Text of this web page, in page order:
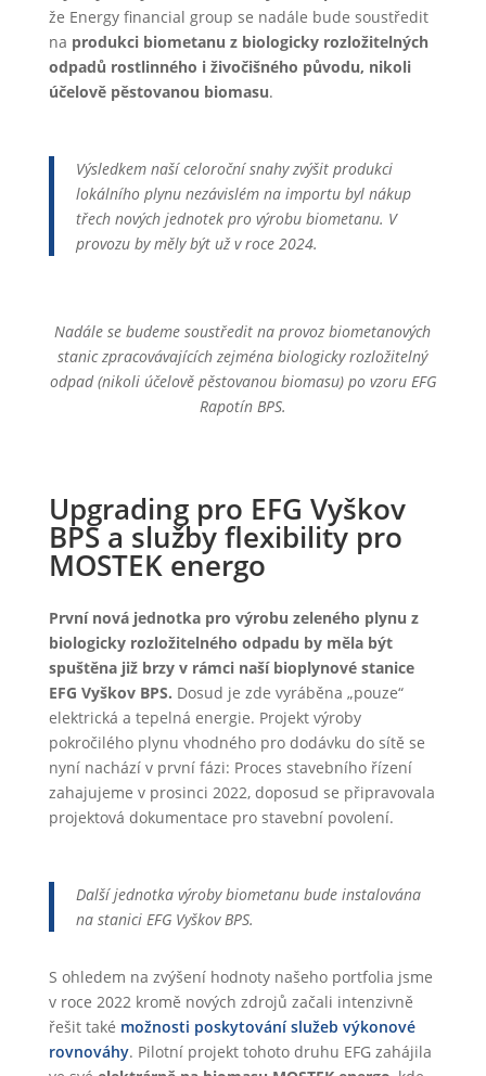
že Energy financial group se nadále bude soustředit
na produkci biometanu z biologicky rozložitelných
odpadů rostlinného i živočišného původu, nikoli
účelově pěstovanou biomasu.
Výsledkem naší celoroční snahy zvýšit produkci
lokálního plynu nezávislém na importu byl nákup
třech nových jednotek pro výrobu biometanu. V
provozu by měly být už v roce 2024.
Nadále se budeme soustředit na provoz biometanových
stanic zpracovávajících zejména biologicky rozložitelný
odpad (nikoli účelově pěstovanou biomasu) po vzoru EFG
Rapotín BPS.
Upgrading pro EFG Vyškov
BPS a služby flexibility pro
MOSTEK energo
První nová jednotka pro výrobu zeleného plynu z
biologicky rozložitelného odpadu by měla být
spuštěna již brzy v rámci naší bioplynové stanice
EFG Vyškov BPS. Dosud je zde vyráběna „pouze“
elektrická a tepelná energie. Projekt výroby
pokročilého plynu vhodného pro dodávku do sítě se
nyní nachází v první fázi: Proces stavebního řízení
zahajujeme v prosinci 2022, doposud se připravovala
projektová dokumentace pro stavební povolení.
Další jednotka výroby biometanu bude instalována
na stanici EFG Vyškov BPS.
S ohledem na zvýšení hodnoty našeho portfolia jsme
v roce 2022 kromě nových zdrojů začali intenzivně
řešit také možnosti poskytování služeb výkonové
rovnováhy. Pilotní projekt tohoto druhu EFG zahájila